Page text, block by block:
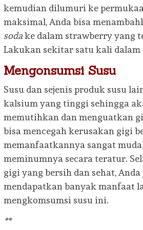
kemudian dilumuri ke
maksimal, Anda bisa
sodake dalam strawberry yang
Lakukan sekitar satu kali dalam
Mengonsumsi Susu
Susu dan sejenis produk susu
kalsium yang tinggi sehingga
memutihkan dan menguatkan
bisa mencegah kerusakan gigi
memanfaatkannya sangat
meminumnya secara teratur.
gigi yang bersih dan sehat, Anda
mendapatkan banyak manfaat
mengkomsumsi susu ini.
**